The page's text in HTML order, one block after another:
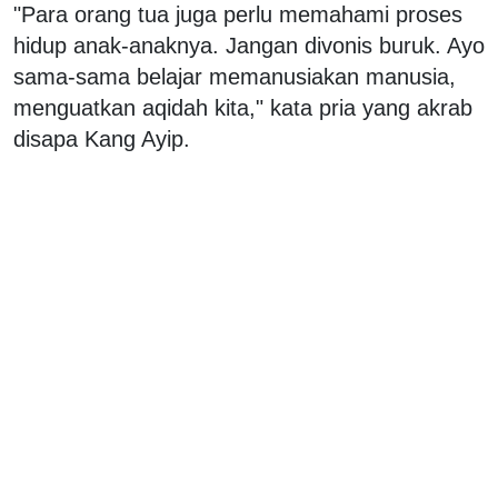
"Para orang tua juga perlu memahami proses
hidup anak-anaknya. Jangan divonis buruk. Ayo
sama-sama belajar memanusiakan manusia,
menguatkan aqidah kita," kata pria yang akrab
disapa Kang Ayip.